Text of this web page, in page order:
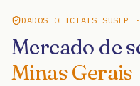
DADOS OFICIAIS SUSEP
Mercado de
Minas Gerais